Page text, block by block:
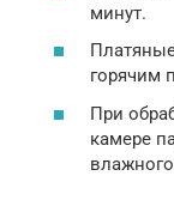
минут.
горячим
При
камере